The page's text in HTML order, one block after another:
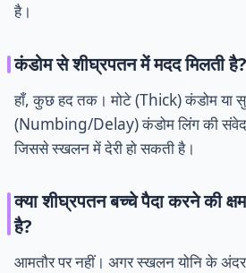
है।
कंडोम से शीघ्रपतन में मदद मिलती है?
हाँ, कुछ हद तक। मोटे (Thick) कंडोम या
(Numbing/Delay) कंडोम लिंग की
जिससे स्खलन में देरी हो सकती है।
क्या शीघ्रपतन बच्चे पैदा करने की
है?
आमतौर पर नहीं। अगर स्खलन योनि के अंदर